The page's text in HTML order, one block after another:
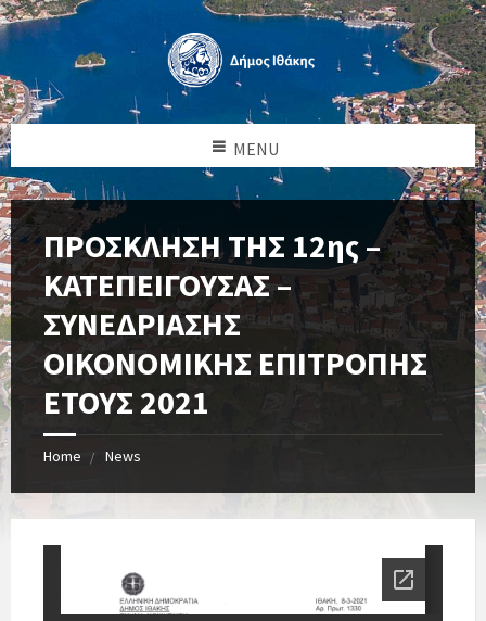
MENU
ΠΡΟΣΚΛΗΣΗ ΤΗΣ 12ης –
ΚΑΤΕΠΕΙΓΟΥΣΑΣ –
ΣΥΝΕΔΡΙΑΣΗΣ
ΟΙΚΟΝΟΜΙΚΗΣ ΕΠΙΤΡΟΠΗΣ
ΕΤΟΥΣ 2021
Home News